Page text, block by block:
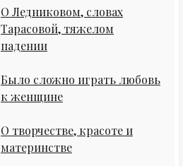
О Ледниковом, словах
Тарасовой, тяжелом
падении
Было сложно играть любовь
к женщине
О творчестве, красоте и
материнстве